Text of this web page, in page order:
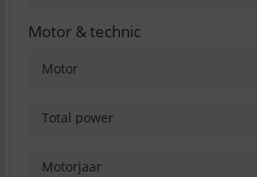
Motor & technic
Motor
Total power
Motorjaar